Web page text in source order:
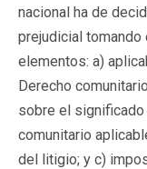
nacional ha de
prejudicial
elementos: a)
Derecho
sobre el significado
comunitario
del litigio; y c)